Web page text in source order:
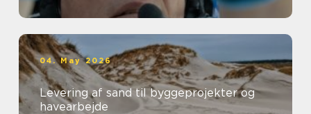
04. May 2026
Levering af sand til byggeprojekter og
havearbejde